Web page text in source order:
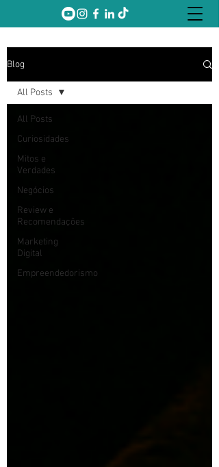
Blog
All Posts
Curiosidades
Mitos e
Verdades
Negócios
Review e
Recomendações
Marketing
Digital
Empreendedorismo
All Posts